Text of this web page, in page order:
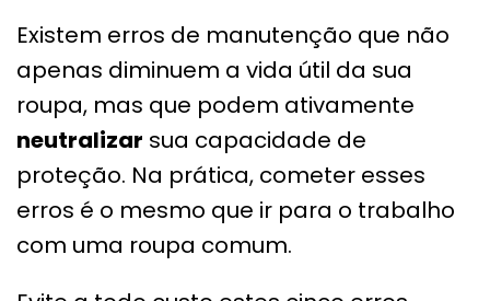
Existem erros de manutenção que não
apenas diminuem a vida útil da sua
roupa, mas que podem ativamente
neutralizar sua capacidade de
proteção. Na prática, cometer esses
erros é o mesmo que ir para o trabalho
com uma roupa comum.